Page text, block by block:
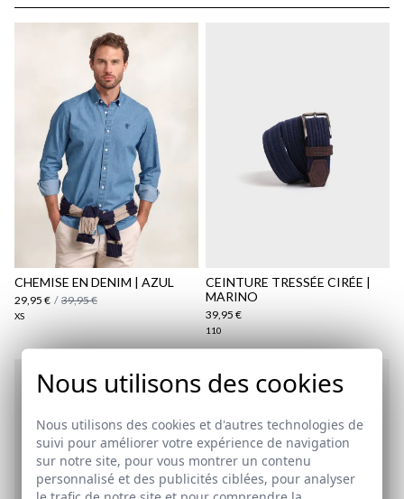
Politique d'expédition
ici
CHEMISE EN DENIM | AZUL
29,95 € / 39,95 €
XS
CEINTURE TRESSÉE CIRÉE |
MARINO
39,95 €
110
Nous utilisons des cookies
Nous utilisons des cookies et d'autres technologies de
suivi pour améliorer votre expérience de navigation
sur notre site, pour vous montrer un contenu
personnalisé et des publicités ciblées, pour analyser